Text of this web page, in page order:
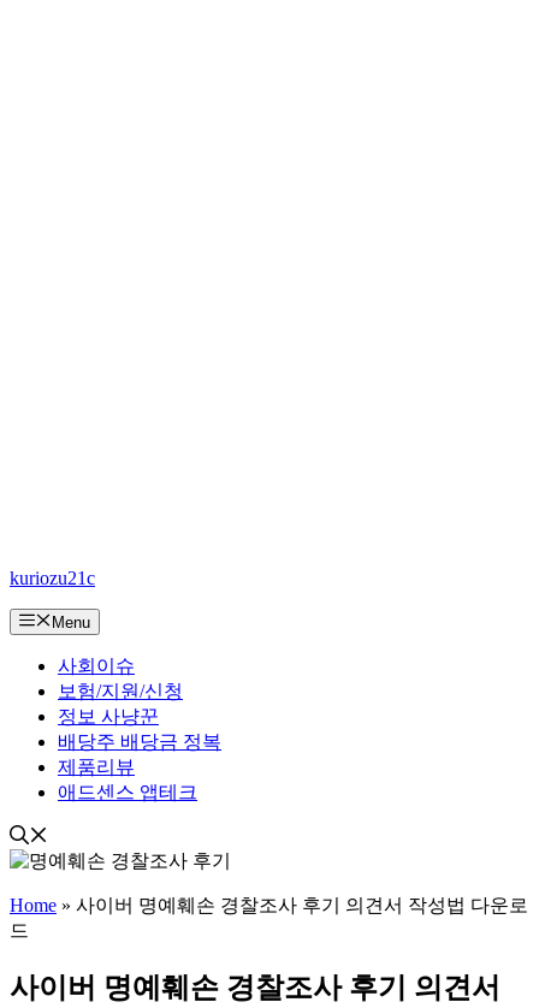
텐
츠
로
kuriozu21c
Menu
사회이슈
보험/지원/신청
정보 사냥꾼
배당주 배당금 정복
제품리뷰
애드센스 앱테크
Home » 사이버 명예훼손 경찰조사 후기 의견서 작성법 다운로
드
사이버 명예훼손 경찰조사 후기 의견서